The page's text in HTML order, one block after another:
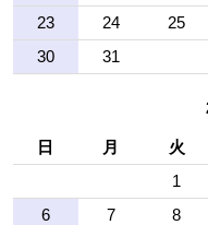
23
24 25
30
31
日 月 火
1
6
7 8